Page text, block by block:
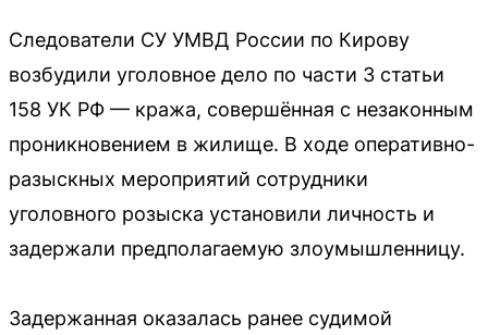
Следователи СУ УМВД России по Кирову
возбудили уголовное дело по части 3 статьи
158 УК РФ — кража, совершённая с незаконным
проникновением в жилище. В ходе оперативно-
разыскных мероприятий сотрудники
уголовного розыска установили личность и
задержали предполагаемую злоумышленницу.
Задержанная оказалась ранее судимой